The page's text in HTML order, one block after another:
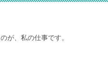
が、私の仕事です。